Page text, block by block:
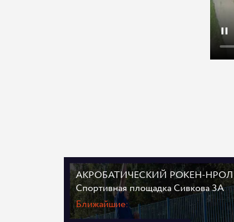
АКРОБАТИЧЕСКИЙ РОКЕН-НРОЛ
Спортивная площадка Сивкова 3А
Ближайшие: